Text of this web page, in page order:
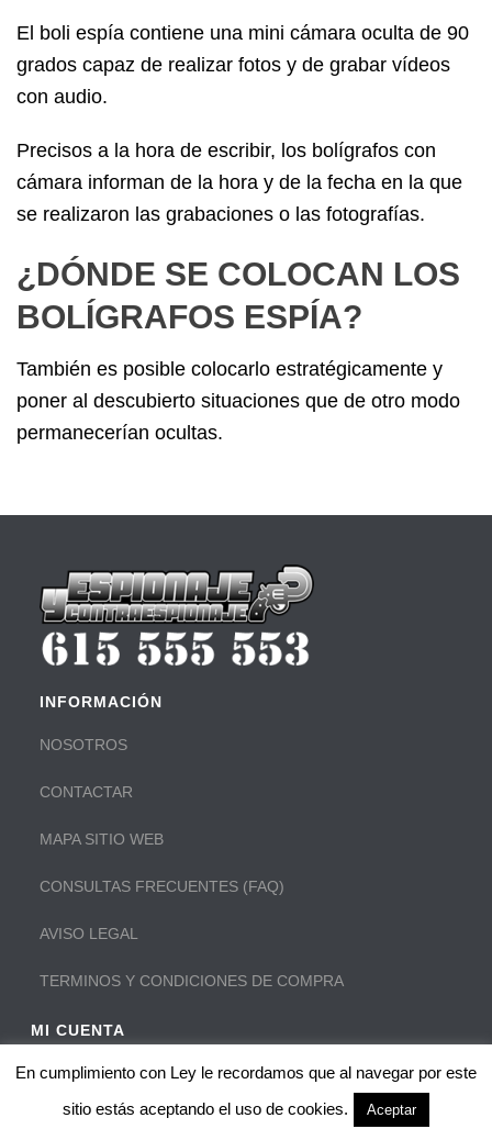
El boli espía contiene una mini cámara oculta de 90
grados capaz de realizar fotos y de grabar vídeos
con audio.
Precisos a la hora de escribir, los bolígrafos con
cámara informan de la hora y de la fecha en la que
se realizaron las grabaciones o las fotografías.
¿DÓNDE SE COLOCAN LOS
BOLÍGRAFOS ESPÍA?
También es posible colocarlo estratégicamente y
poner al descubierto situaciones que de otro modo
permanecerían ocultas.
INFORMACIÓN
NOSOTROS
CONTACTAR
MAPA SITIO WEB
CONSULTAS FRECUENTES (FAQ)
AVISO LEGAL
TERMINOS Y CONDICIONES DE COMPRA
MI CUENTA
Iniciar sesión en mi cuenta:MI CUENTA
En cumplimiento con Ley le recordamos que al navegar por este
sitio estás aceptando el uso de cookies.
Aceptar